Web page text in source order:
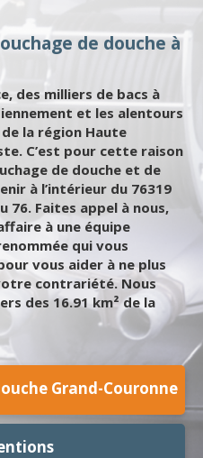
de douche à
des milliers de bacs à
et les alentours
la région Haute
C’est pour cette raison
de douche et de
à l’intérieur du 76319
Faites appel à nous,
à une équipe
qui vous
vous aider à ne plus
contrariété. Nous
des 16.91 km² de la
Grand-Couronne